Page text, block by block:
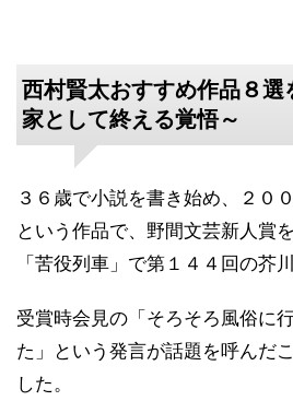
西村賢太おすすめ作品８選
家として終える覚悟～
３６歳で小説を書き始め、２０
という作品で、野間文芸新人賞
「苦役列車」で第１４４回の芥
受賞時会見の「そろそろ風俗に
た」という発言が話題を呼んだ
した。